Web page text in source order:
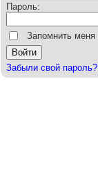
Пароль:
Запомнить меня
Забыли свой пароль?